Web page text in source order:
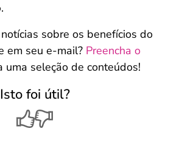
.
sobre os benefícios do
em seu e-mail? Preencha o
uma seleção de conteúdos!
Isto foi útil?